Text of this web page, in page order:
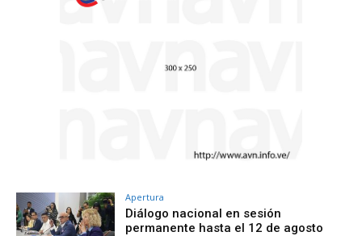
Apertura
Diálogo nacional en sesión
permanente hasta el 12 de agosto